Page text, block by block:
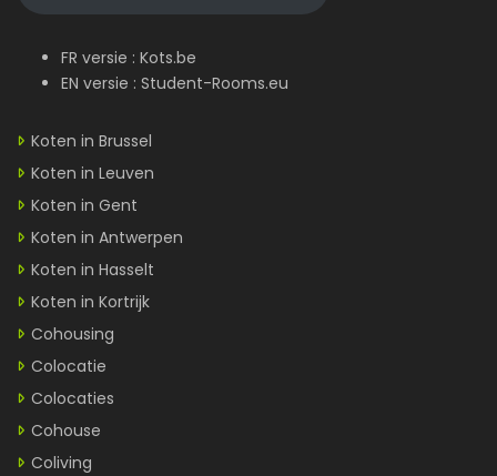
FR versie : Kots.be
EN versie : Student-Rooms.eu
Koten in Brussel
Koten in Leuven
Koten in Gent
Koten in Antwerpen
Koten in Hasselt
Koten in Kortrijk
Cohousing
Colocatie
Colocaties
Cohouse
Coliving